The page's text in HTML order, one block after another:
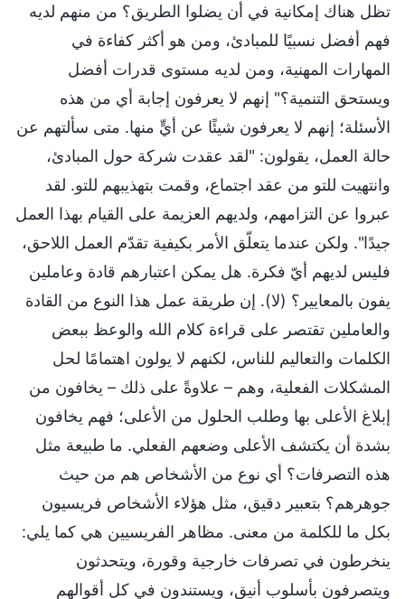
تظل هناك إمكانية في أن يضلوا الطريق؟ من منهم لديه
فهم أفضل نسبيًا للمبادئ، ومن هو أكثر كفاءة في
المهارات المهنية، ومن لديه مستوى قدرات أفضل
ويستحق التنمية؟" إنهم لا يعرفون إجابة أي من هذه
الأسئلة؛ إنهم لا يعرفون شيئًا عن أيٍّ منها. متى سألتهم عن
حالة العمل، يقولون: "لقد عقدت شركة حول المبادئ،
وانتهيت للتو من عقد اجتماع، وقمت بتهذيبهم للتو. لقد
عبروا عن التزامهم، ولديهم العزيمة على القيام بهذا العمل
جيدًا". ولكن عندما يتعلّق الأمر بكيفية تقدّم العمل اللاحق،
فليس لديهم أيّ فكرة. هل يمكن اعتبارهم قادة وعاملين
يفون بالمعايير؟ (لا). إن طريقة عمل هذا النوع من القادة
والعاملين تقتصر على قراءة كلام الله والوعظ ببعض
الكلمات والتعاليم للناس، لكنهم لا يولون اهتمامًا لحل
المشكلات الفعلية، وهم – علاوةً على ذلك – يخافون من
إبلاغ الأعلى بها وطلب الحلول من الأعلى؛ فهم يخافون
بشدة أن يكتشف الأعلى وضعهم الفعلي. ما طبيعة مثل
هذه التصرفات؟ أي نوع من الأشخاص هم من حيث
جوهرهم؟ بتعبير دقيق، مثل هؤلاء الأشخاص فريسيون
بكل ما للكلمة من معنى. مظاهر الفريسيين هي كما يلي:
ينخرطون في تصرفات خارجية وقورة، ويتحدثون
ويتصرفون بأسلوب أنيق، ويستندون في كل أقوالهم